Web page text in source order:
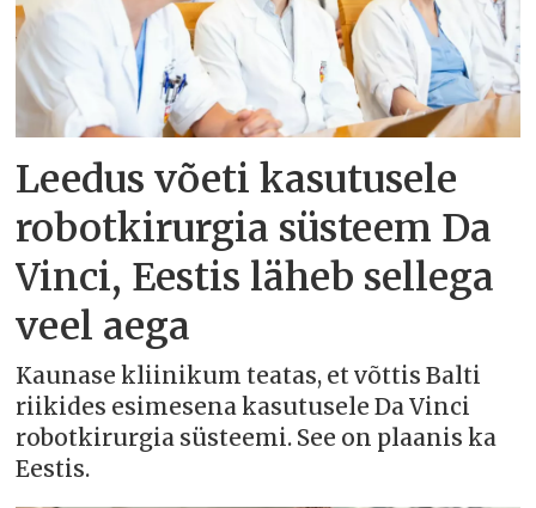
Leedus võeti kasutusele
robotkirurgia süsteem Da
Vinci, Eestis läheb sellega
veel aega
Kaunase kliinikum teatas, et võttis Balti
riikides esimesena kasutusele Da Vinci
robotkirurgia süsteemi. See on plaanis ka
Eestis.